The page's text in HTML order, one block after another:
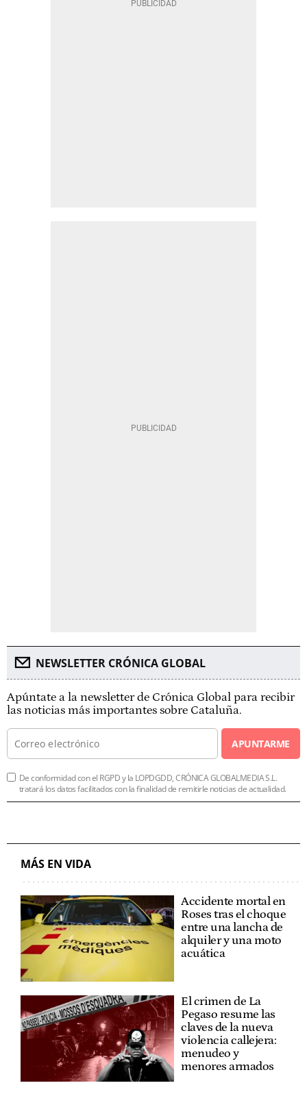
NEWSLETTER CRÓNICA GLOBAL
Apúntate a la newsletter de Crónica Global para recibir
las noticias más importantes sobre Cataluña.
APUNTARME
De conformidad con el RGPD y la LOPDGDD, CRÓNICA GLOBALMEDIA S.L.
tratará los datos facilitados con la finalidad de remitirle noticias de actualidad.
MÁS EN VIDA
Accidente mortal en
Roses tras el choque
entre una lancha de
alquiler y una moto
acuática
El crimen de La
Pegaso resume las
claves de la nueva
violencia callejera:
menudeo y
menores armados